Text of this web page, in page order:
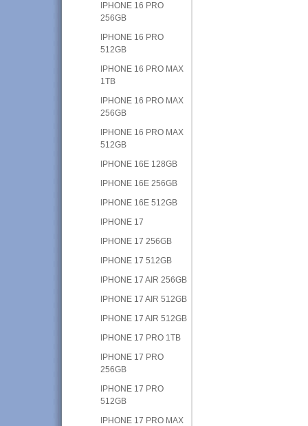
IPHONE 16 PRO
256GB
IPHONE 16 PRO
512GB
IPHONE 16 PRO MAX
1TB
IPHONE 16 PRO MAX
256GB
IPHONE 16 PRO MAX
512GB
IPHONE 16E 128GB
IPHONE 16E 256GB
IPHONE 16E 512GB
IPHONE 17
IPHONE 17 256GB
IPHONE 17 512GB
IPHONE 17 AIR 256GB
IPHONE 17 AIR 512GB
IPHONE 17 AIR 512GB
IPHONE 17 PRO 1TB
IPHONE 17 PRO
256GB
IPHONE 17 PRO
512GB
IPHONE 17 PRO MAX